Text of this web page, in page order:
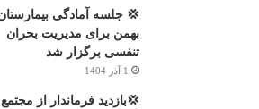
بهمن برای مدیریت بحران
تنفسی برگزار شد
1 آذر 1404
💢بازدید فرماندار از مجتمع